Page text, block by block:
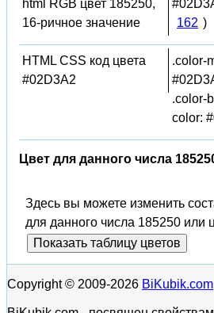
html RGB цвет 185250,
16-ричное значение
162 )
HTML CSS код цвета
#02D3A2
.color-
.color-
color:
Цвет для данного числа
Здесь вы можете изменить
для данного числа 185250 или
Показать таблицу цветов
Copyright © 2009-2026 BiKubik.com